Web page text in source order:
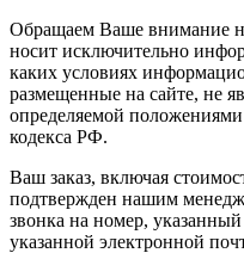
Обращаем Ваше внимание
носит исключительно
каких условиях
размещенные на сайте, не
определяемой
кодекса РФ.
Ваш заказ, включая
подтвержден нашим
звонка на номер,
указанной электронной